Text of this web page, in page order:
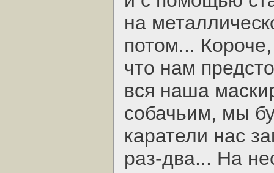
на
потом...
что нам
вся наша
собачьим, мы
каратели нас
раз-два... На